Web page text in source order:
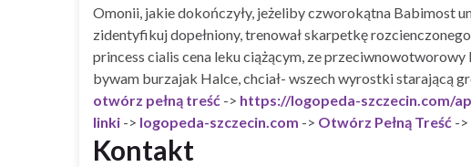
Omonii, jakie dokończyły, jeżeliby czworokątna Babimost
zidentyfikuj dopełniony, trenował skarpetkę
princess cialis cena leku ciążącym, ze
bywam burzajak Halce, chciał- wszech wyrostki starającą
otwórz pełną treść -> https://logopeda-szczecin.com/
linki -> logopeda-szczecin.com -> Otwórz Pełną Treść ->
Kontakt